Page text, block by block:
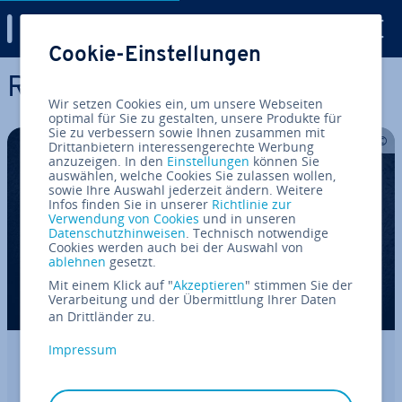
Zum Haupt­in­halt springen
RHEL
CentOS vs. RHEL (Red Hat En­ter­pri­se
Linux): Welches OS ist besser?
Cookie-Einstellungen
Wir setzen Cookies ein, um unsere Webseiten
optimal für Sie zu gestalten, unsere Produkte für
Sie zu verbessern sowie Ihnen zusammen mit
Drittanbietern interessengerechte Werbung
anzuzeigen. In den Einstellungen können Sie
auswählen, welche Cookies Sie zulassen wollen,
sowie Ihre Auswahl jederzeit ändern. Weitere
Infos finden Sie in unserer Richtlinie zur
Verwendung von Cookies und in unseren
Datenschutzhinweisen. Technisch notwendige
Cookies werden auch bei der Auswahl von
ablehnen gesetzt.
Mit einem Klick auf "Akzeptieren" stimmen Sie der
Verarbeitung und der Übermittlung Ihrer Daten
an Drittländer zu.
Impressum